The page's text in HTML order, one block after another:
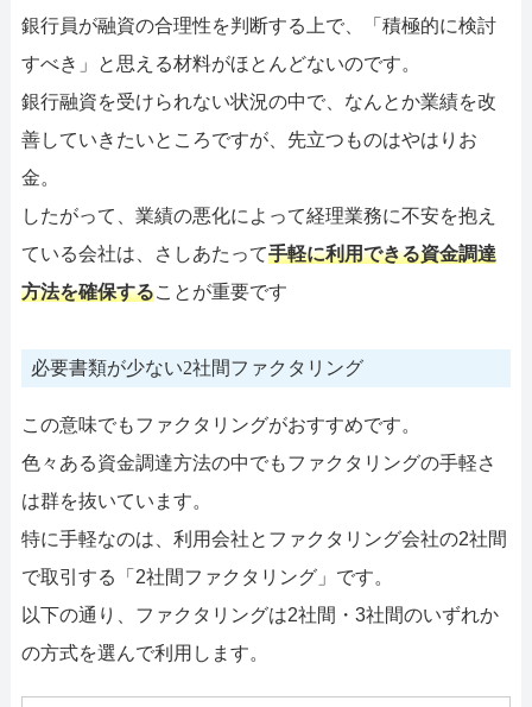
銀行員が融資の合理性を判断する上で、「積極的に検討
すべき」と思える材料がほとんどないのです。
銀行融資を受けられない状況の中で、なんとか業績を改
善していきたいところですが、先立つものはやはりお
金。
したがって、業績の悪化によって経理業務に不安を抱え
ている会社は、さしあたって手軽に利用できる資金調達
方法を確保することが重要です
必要書類が少ない2社間ファクタリング
この意味でもファクタリングがおすすめです。
色々ある資金調達方法の中でもファクタリングの手軽さ
は群を抜いています。
特に手軽なのは、利用会社とファクタリング会社の2社間
で取引する「2社間ファクタリング」です。
以下の通り、ファクタリングは2社間・3社間のいずれか
の方式を選んで利用します。